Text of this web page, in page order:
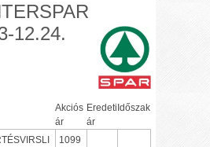
12.24.
Akciós
ár
Eredeti
ár
Időszak
1099